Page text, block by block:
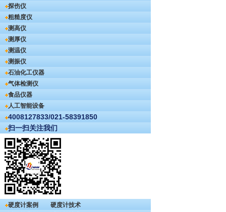
探伤仪
粗糙度仪
测高仪
测厚仪
测温仪
测振仪
石油化工仪器
气体检测仪
食品仪器
人工智能设备
4008127833/021-58391850
扫一扫关注我们
硬度计案例
硬度计技术